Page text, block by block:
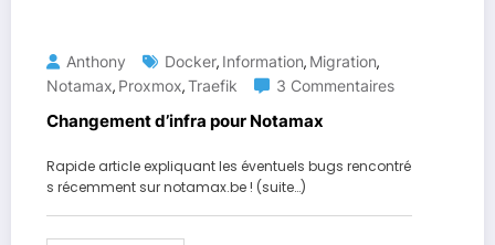
Anthony Docker, Information, Migration,
Notamax, Proxmox,Traefik 3 Commentaires
Changement d’infra pour Notamax
Rapide article expliquant les éventuels bugs rencontré
s récemment sur notamax.be ! (suite…)